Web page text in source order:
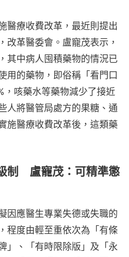
醫療收費改革，最近則提出
改革醫委會。盧寵茂表示，
其中病人囤積藥物的情況已
用的藥物，即俗稱「看門口
，咳藥水等藥物減少了接近
人將醫管局處方的果糖、通
施醫療收費改革後，這類藥
制 盧寵茂：可精準懲
因應醫生專業失德或失職的
程度由輕至重依次為「有條
」、「有時限除版」及「永